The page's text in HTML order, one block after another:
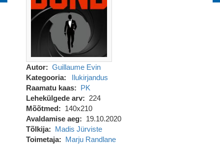
Autor
Guillaume Evin
Kategooria
Ilukirjandus
Raamatu kaas
PK
Lehekülgede arv
224
Mõõtmed
140x210
Avaldamise aeg
19.10.2020
Tõlkija
Madis Jürviste
Toimetaja
Marju Randlane